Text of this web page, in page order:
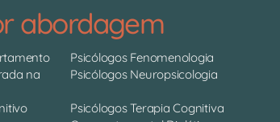
abordagem
Psicólogos Fenomenologia
na
Psicólogos Neuropsicologia
Psicólogos Terapia Cognitiva